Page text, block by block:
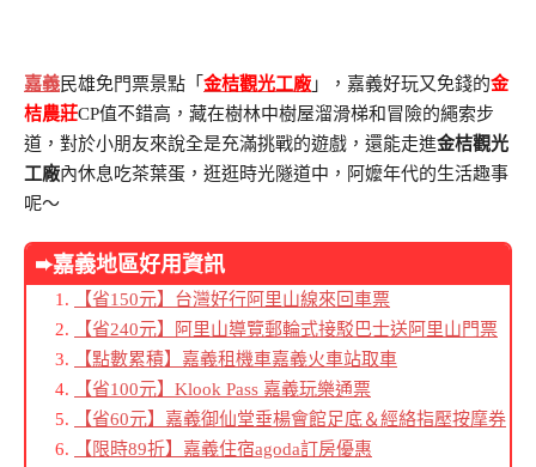
嘉義民雄免門票景點「 金桔觀光工廠 」，嘉義好玩又免錢的金
桔農莊CP值不錯高，藏在樹林中樹屋溜滑梯和冒險的繩索步
道，對於小朋友來說全是充滿挑戰的遊戲，還能走進金桔觀光
工廠內休息吃茶葉蛋，逛逛時光隧道中，阿嬤年代的生活趣事
呢～
➨嘉義地區好用資訊
【省150元】台灣好行阿里山線來回車票
【省240元】阿里山導覽郵輪式接駁巴士送阿里山門票
【點數累積】嘉義租機車嘉義火車站取車
【省100元】Klook Pass 嘉義玩樂通票
【省60元】嘉義御仙堂垂楊會館足底＆經絡指壓按摩券
【限時89折】嘉義住宿agoda訂房優惠